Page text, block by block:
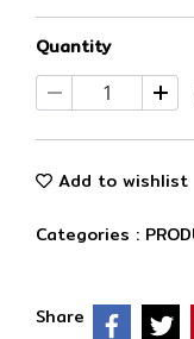
Quantity
Add to wishlist
Categories :
Share